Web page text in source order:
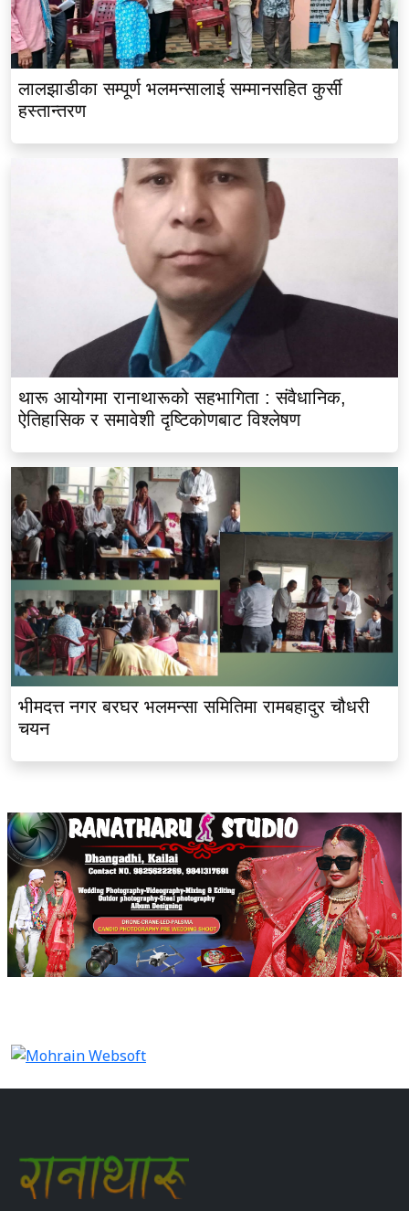
लालझाडीका सम्पूर्ण भलमन्सालाई सम्मानसहित कुर्सी
हस्तान्तरण
थारू आयोगमा रानाथारूको सहभागिता : संवैधानिक,
ऐतिहासिक र समावेशी दृष्टिकोणबाट विश्लेषण
भीमदत्त नगर बरघर भलमन्सा समितिमा रामबहादुर चौधरी
चयन